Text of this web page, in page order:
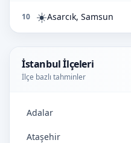
10 ☀️Asarcık, Samsun
İstanbul İlçeleri
İlçe bazlı tahminler
Adalar
Ataşehir